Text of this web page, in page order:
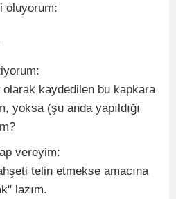
oluyorum:
kaydedilen bu kapkara
yoksa (şu anda yapıldığı
vereyim:
telin etmekse amacına
lazım.